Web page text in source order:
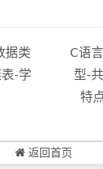
据类
-学
C语
型-
特
返回首页